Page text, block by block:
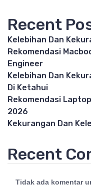
Recent
Kelebihan Dan
Rekomendasi
Engineer
Kelebihan Dan
Di Ketahui
Rekomendasi
2026
Kekurangan Dan
Recent
Tidak ada komentar